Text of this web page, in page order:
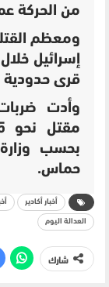
من الحركة
إسرائيل
قرى
وأدت
بحسب
حماس.
أخبار أكادير
العدالة اليوم
شارك